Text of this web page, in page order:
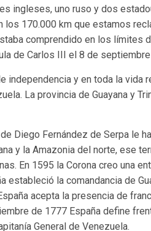
ingleses, uno ruso y dos
los 170.000 km que estamos
comprendido en los límites
de Carlos III el 8 de
independencia y en toda la vida
La provincia de Guayana y
Diego Fernández de Serpa le
y la Amazonia del norte, ese
En 1595 la Corona creo una
estableció la comandancia de
acepta la presencia de
de 1777 España define
General de Venezuela.